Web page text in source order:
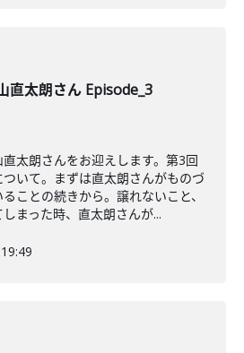
直太朗さん Episode_3
太朗さんをお迎えします。第3回
いて。まずは直太朗さんがものづ
ことの続きから。譲れないこと、
まった時、直太朗さんが...